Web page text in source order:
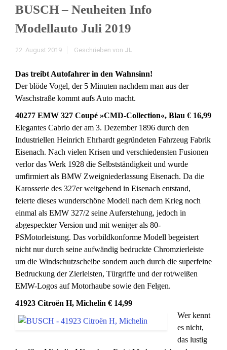
BUSCH – Neuheiten Info
Modellauto Juli 2019
22. August 2019 Geschrieben von JL
Das treibt Autofahrer in den Wahnsinn!
Der blöde Vogel, der 5 Minuten nachdem man aus der
Waschstraße kommt aufs Auto macht.
40277 EMW 327 Coupé »CMD-Collection«, Blau € 16,99
Elegantes Cabrio der am 3. Dezember 1896 durch den
Industriellen Heinrich Ehrhardt gegründeten Fahrzeug Fabrik
Eisenach. Nach vielen Krisen und verschiedensten Fusionen
verlor das Werk 1928 die Selbstständigkeit und wurde
umfirmiert als BMW Zweigniederlassung Eisenach. Da die
Karosserie des 327er weitgehend in Eisenach entstand,
feierte dieses wunderschöne Modell nach dem Krieg noch
einmal als EMW 327/2 seine Auferstehung, jedoch in
abgespeckter Version und mit weniger als 80-
PSMotorleistung. Das vorbildkonforme Modell begeistert
nicht nur durch seine aufwändig bedruckte Chromzierleiste
um die Windschutzscheibe sondern auch durch die superfeine
Bedruckung der Zierleisten, Türgriffe und der rot/weißen
EMW-Logos auf Motorhaube sowie den Felgen.
41923 Citroën H, Michelin € 14,99
Wer kennt
es nicht,
das lustig